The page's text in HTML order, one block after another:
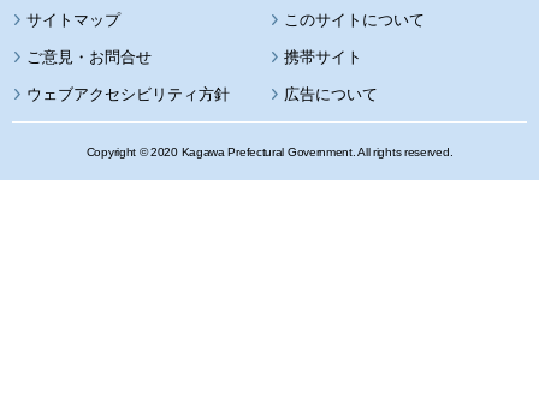
サイトマップ このサイトについて
携帯サイト
ウェブアクセシビリティ方針 広告について
Copyright © 2020 Kagawa Prefectural Government. All rights reserved.